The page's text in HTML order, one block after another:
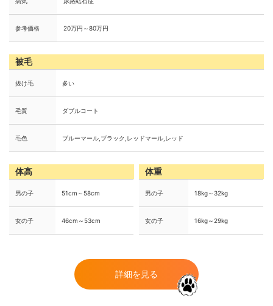
参考価格 20万円～80万円
被毛
抜け毛 多い
毛質 ダブルコート
毛色 ブルーマール,ブラック,レッドマール,レッド
体高
男の子 51cm～58cm
女の子 46cm～53cm
体重
男の子 18kg～32kg
女の子 16kg～29kg
詳細を見る